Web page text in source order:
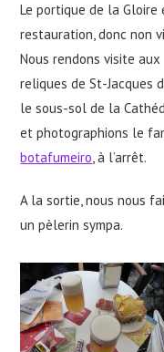
Le portique de la Gloire
restauration, donc non
Nous rendons visite aux
reliques de St-Jacques
le sous-sol de la
et photographions le
botafumeiro, à l’arrêt.
A la sortie, nous nous
un pèlerin sympa.